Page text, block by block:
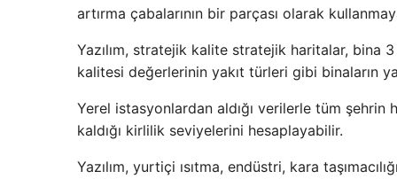
artırma çabalarının bir parçası olarak
Yazılım, stratejik kalite stratejik haritalar,
kalitesi değerlerinin yakıt türleri gibi binaların
Yerel istasyonlardan aldığı verilerle tüm şehrin
kaldığı kirlilik seviyelerini hesaplayabilir.
Yazılım, yurtiçi ısıtma, endüstri, kara